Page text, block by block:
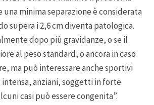
una minima separazione è considerata
supera i 2,6 cm diventa patologica.
dopo più gravidanze, o se il
al peso standard, o ancora in caso
ma può interessare anche sportivi
anziani, soggetti in forte
casi può essere congenita”.